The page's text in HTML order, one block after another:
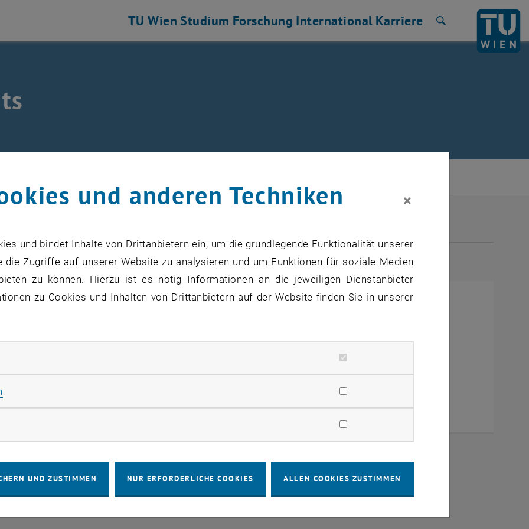
TU Wien Studium Forschung International Karriere
VERANSTALTUNGEN VOM 17. JULI 2026
04 August 2026 bis
– Veranstaltungstyp:
Veranstaltungsort:
und anderen Techniken ×
und bindet Inhalte von Drittanbietern ein, um die grundlegende Funktionalität unserer
Zugriffe auf unserer Website zu analysieren und um Funktionen für soziale Medien
zu können. Hierzu ist es nötig Informationen an die jeweiligen Dienstanbieter
zu Cookies und Inhalten von Drittanbietern auf der Website finden Sie in unserer
Cookies zulassen
UND ZUSTIMMEN NUR ERFORDERLICHE COOKIES ALLEN COOKIES ZUSTIMMEN